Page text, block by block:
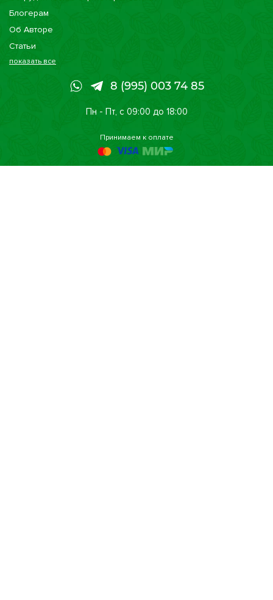
Блогерам
Об Авторе
Статьи
Консультации
Наши магазины
показать все
8 (995) 003 74 85
Пн - Пт, с 09:00 до 18:00
Принимаем к оплате